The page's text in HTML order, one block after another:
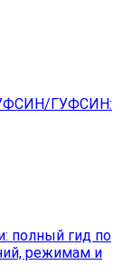
УФСИН/ГУФСИН:
полный гид по
режимам и